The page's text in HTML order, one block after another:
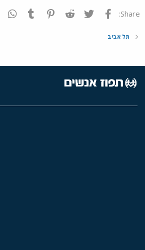
Share: פייסבוק Twitter
Reddit
Pinterest
Tumblr
תל אביב